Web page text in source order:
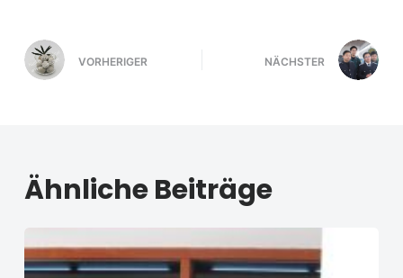
VORHERIGER NÄCHSTER
Ähnliche Beiträge